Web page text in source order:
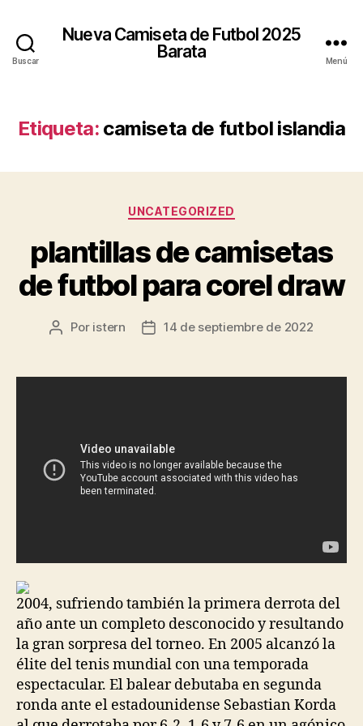
Buscar
Nueva Camiseta de Futbol 2025
Barata
Menú
Etiqueta: camiseta de futbol islandia
Categorías
UNCATEGORIZED
plantillas de camisetas
de futbol para corel draw
Autor
entrada
Por istern
Fecha
entrada
14 de septiembre de 2022
2004, sufriendo también la primera derrota del
año ante un completo desconocido y resultando
la gran sorpresa del torneo. En 2005 alcanzó la
élite del tenis mundial con una temporada
espectacular. El balear debutaba en segunda
ronda ante el estadounidense Sebastian Korda